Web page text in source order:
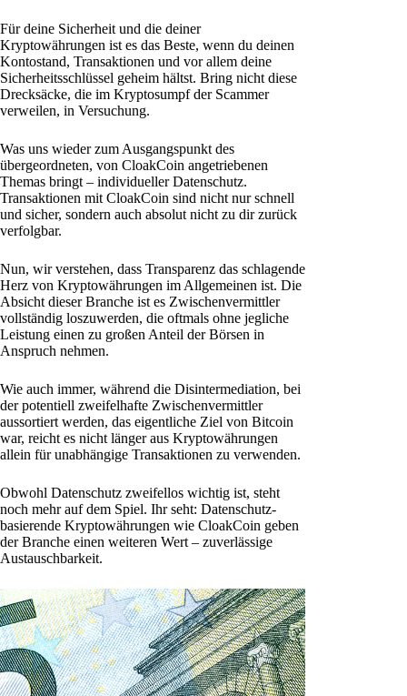
Für deine Sicherheit und die deiner
Kryptowährungen ist es das Beste, wenn du deinen
Kontostand, Transaktionen und vor allem deine
Sicherheitsschlüssel geheim hältst. Bring nicht diese
Drecksäcke, die im Kryptosumpf der Scammer
verweilen, in Versuchung.
Was uns wieder zum Ausgangspunkt des
übergeordneten, von CloakCoin angetriebenen
Themas bringt – individueller Datenschutz.
Transaktionen mit CloakCoin sind nicht nur schnell
und sicher, sondern auch absolut nicht zu dir zurück
verfolgbar.
Nun, wir verstehen, dass Transparenz das schlagende
Herz von Kryptowährungen im Allgemeinen ist. Die
Absicht dieser Branche ist es Zwischenvermittler
vollständig loszuwerden, die oftmals ohne jegliche
Leistung einen zu großen Anteil der Börsen in
Anspruch nehmen.
Wie auch immer, während die Disintermediation, bei
der potentiell zweifelhafte Zwischenvermittler
aussortiert werden, das eigentliche Ziel von Bitcoin
war, reicht es nicht länger aus Kryptowährungen
allein für unabhängige Transaktionen zu verwenden.
Obwohl Datenschutz zweifellos wichtig ist, steht
noch mehr auf dem Spiel. Ihr seht: Datenschutz-
basierende Kryptowährungen wie CloakCoin geben
der Branche einen weiteren Wert – zuverlässige
Austauschbarkeit.